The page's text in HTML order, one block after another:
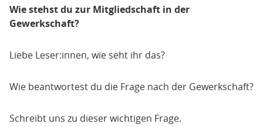
Wie stehst du zur Mitgliedschaft in der
Gewerkschaft?
Liebe Leser:innen, wie seht ihr das?
Wie beantwortest du die Frage nach der Gewerkschaft?
Schreibt uns zu dieser wichtigen Frage.